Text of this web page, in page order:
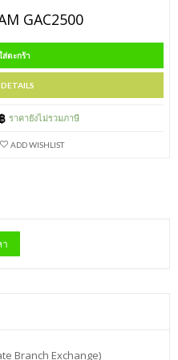
GAC2500
ส่ตะกร้า
ราคายังไม่รวมภาษี
ADD WISHLIST
Branch Exchange)